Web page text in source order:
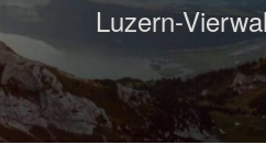
Luzern-